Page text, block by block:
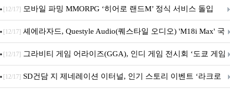
M.2 NVMe 디앤디컴 1TB
[12/17] 모바일 파밍 MMORPG ‘히어로 랜드M’ 정식 서비스 돌입
[12/17] 셰에라자드, Questyle Audio(퀘스타일 오디오) 'M18i Max' 국
내 정식 출시
[12/17] 그라비티 게임 어라이즈(GGA), 인디 게임 전시회 ‘도쿄 게임
던전 13’ 참가!
[12/17] SD건담 지 제네레이션 이터널, 인기 스토리 이벤트 ‘라크로